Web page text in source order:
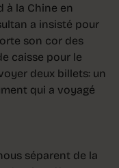
à la Chine en
a insisté pour
son cor des
caisse pour le
deux billets: un
qui a voyagé
séparent de la